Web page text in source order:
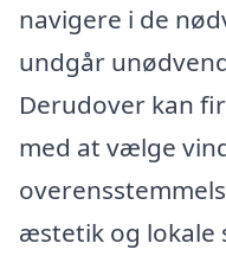
navigere i de
undgår
Derudover kan
med at vælge
æstetik og lokale